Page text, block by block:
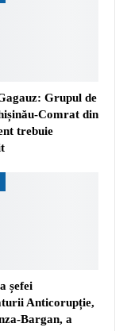
Grupul de
Comrat din
trebuie
șefei
Anticorupție,
Bargan, a